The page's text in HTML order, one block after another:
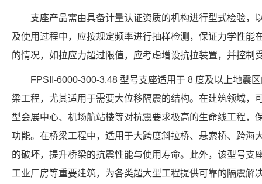
支座产品需由具备计量认证资质的机构进行型式检验，
及使用过程中，应按规定频率进行抽样检测，保证力学性能
的情况，如拉应力超过限值，应考虑增设抗拉装置，并控制
FPSII-6000-300-3.48 型号支座适用于 8 度及以上地震
梁工程，尤其适用于需要大位移隔震的结构。在建筑领域，
型会展中心、机场航站楼等对抗震要求极高的生命线工程，
功能。在桥梁工程中，适用于大跨度斜拉桥、悬索桥、跨海
的破坏，提升桥梁的抗震性能与使用寿命。此外，该型号支
工业厂房等重要建筑，为各类超大型工程提供可靠的隔震解